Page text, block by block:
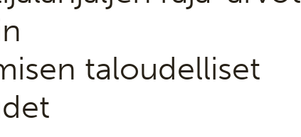
taloudelliset